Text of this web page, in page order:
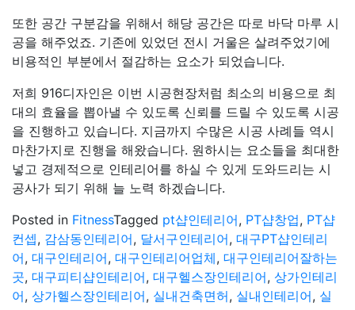
또한 공간 구분감을 위해서 해당 공간은 따로 바닥 마루 시
공을 해주었죠. 기존에 있었던 전시 거울은 살려주었기에
비용적인 부분에서 절감하는 요소가 되었습니다.
저희 916디자인은 이번 시공현장처럼 최소의 비용으로 최
대의 효율을 뽑아낼 수 있도록 신뢰를 드릴 수 있도록 시공
을 진행하고 있습니다. 지금까지 수많은 시공 사례들 역시
마찬가지로 진행을 해왔습니다. 원하시는 요소들을 최대한
넣고 경제적으로 인테리어를 하실 수 있게 도와드리는 시
공사가 되기 위해 늘 노력 하겠습니다.
Posted in FitnessTagged pt샵인테리어, PT샵창업, PT샵
컨셉, 감삼동인테리어, 달서구인테리어, 대구PT샵인테리
어, 대구인테리어, 대구인테리어업체, 대구인테리어잘하는
곳, 대구피티샵인테리어, 대구헬스장인테리어, 상가인테리
어, 상가헬스장인테리어, 실내건축면허, 실내인테리어, 실